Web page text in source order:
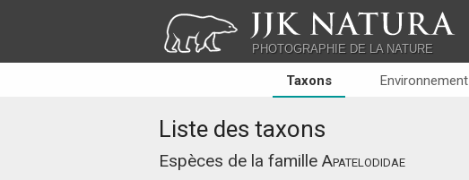
JJK NATURA
PHOTOGRAPHIE DE LA NATURE
Taxons Environnement
Liste des taxons
Espèces de la famille Apatelodidae